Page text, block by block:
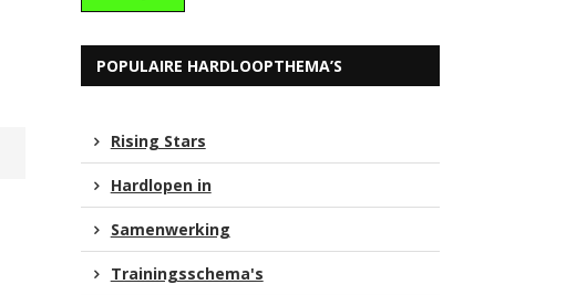
POPULAIRE HARDLOOPTHEMA’S
Rising Stars
Hardlopen in
Samenwerking
Trainingsschema's